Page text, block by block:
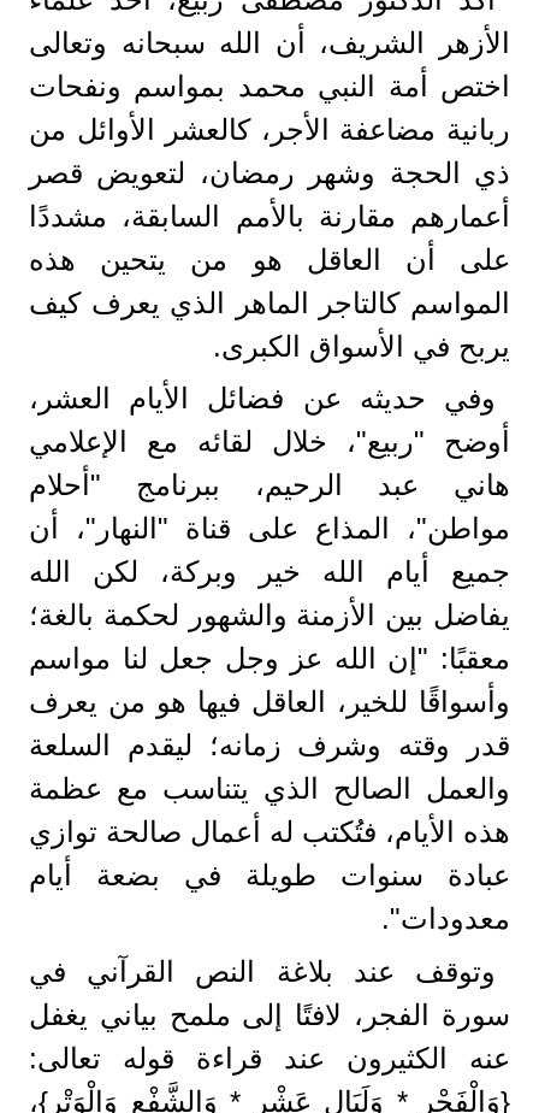
الأزهر الشريف، أن الله سبحانه وتعالى
اختص أمة النبي محمد بمواسم ونفحات
ربانية مضاعفة الأجر، كالعشر الأوائل من
ذي الحجة وشهر رمضان، لتعويض قصر
أعمارهم مقارنة بالأمم السابقة، مشددًا
على أن العاقل هو من يتحين هذه
المواسم كالتاجر الماهر الذي يعرف كيف
يربح في الأسواق الكبرى.
وفي حديثه عن فضائل الأيام العشر،
أوضح "ربيع"، خلال لقائه مع الإعلامي
هاني عبد الرحيم، ببرنامج "أحلام
مواطن"، المذاع على قناة "النهار"، أن
جميع أيام الله خير وبركة، لكن الله
يفاضل بين الأزمنة والشهور لحكمة بالغة؛
معقبًا: "إن الله عز وجل جعل لنا مواسم
وأسواقًا للخير، العاقل فيها هو من يعرف
قدر وقته وشرف زمانه؛ ليقدم السلعة
والعمل الصالح الذي يتناسب مع عظمة
هذه الأيام، فتُكتب له أعمال صالحة توازي
عبادة سنوات طويلة في بضعة أيام
معدودات".
وتوقف عند بلاغة النص القرآني في
سورة الفجر، لافتًا إلى ملمح بياني يغفل
عنه الكثيرون عند قراءة قوله تعالى:
{وَالْفَجْرِ * وَلَيَالٍ عَشْرٍ * وَالشَّفْعِ وَالْوَتْرِ}،